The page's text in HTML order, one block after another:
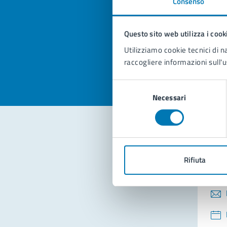
Questo sito web utilizza i
Utilizziamo cookie tecnici di
raccogliere informazioni
consenso
Necessari
Rifiuta